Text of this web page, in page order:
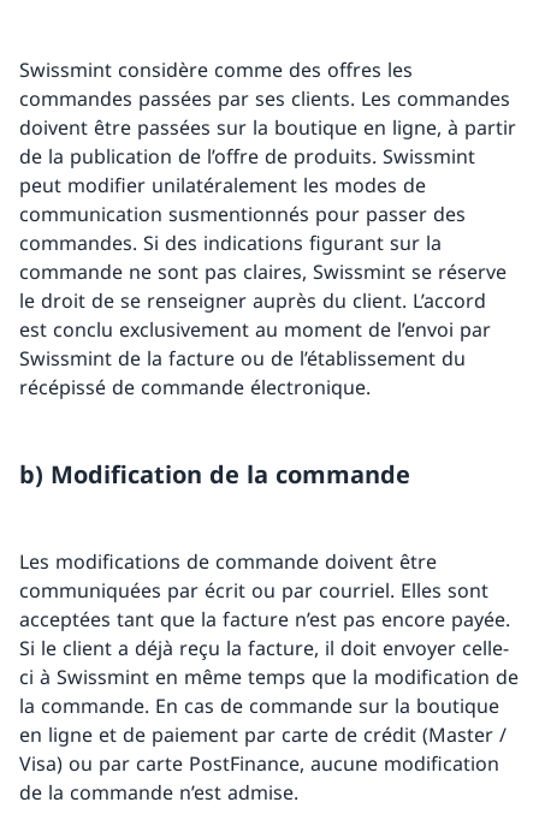
Swissmint considère comme des offres les
commandes passées par ses clients. Les commandes
doivent être passées sur la boutique en ligne, à partir
de la publication de l’offre de produits. Swissmint
peut modifier unilatéralement les modes de
communication susmentionnés pour passer des
commandes. Si des indications figurant sur la
commande ne sont pas claires, Swissmint se réserve
le droit de se renseigner auprès du client. L’accord
est conclu exclusivement au moment de l’envoi par
Swissmint de la facture ou de l’établissement du
récépissé de commande électronique.
b) Modification de la commande
Les modifications de commande doivent être
communiquées par écrit ou par courriel. Elles sont
acceptées tant que la facture n’est pas encore payée.
Si le client a déjà reçu la facture, il doit envoyer celle-
ci à Swissmint en même temps que la modification de
la commande. En cas de commande sur la boutique
en ligne et de paiement par carte de crédit (Master /
Visa) ou par carte PostFinance, aucune modification
de la commande n’est admise.